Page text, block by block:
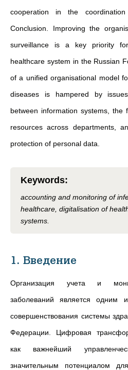
cooperation in the
Conclusion. Improving the
surveillance is a key priority
healthcare system in the Russian
of a unified organisational model
diseases is hampered by
between information systems, the
resources across departments,
protection of personal data.
Keywords:
accounting and monitoring of
healthcare, digitalisation of
systems.
1. Введение
Организация учета и
заболеваний является одним
совершенствования системы
Федерации. Цифровая
как важнейший
значительным потенциалом